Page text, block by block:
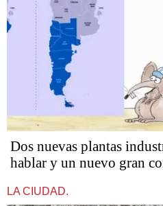
Dos nuevas plantas
hablar y un nuevo gran
LA CIUDAD.